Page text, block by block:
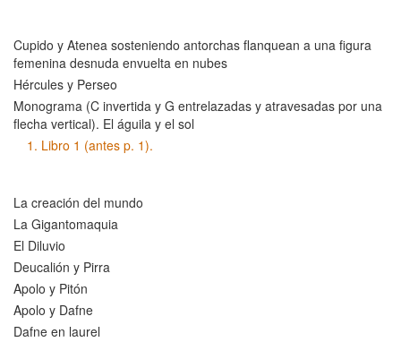
Cupido y Atenea sosteniendo antorchas flanquean a una figura
femenina desnuda envuelta en nubes
Hércules y Perseo
Monograma (C invertida y G entrelazadas y atravesadas por una
flecha vertical). El águila y el sol
1. Libro 1 (antes p. 1).
La creación del mundo
La Gigantomaquia
El Diluvio
Deucalión y Pirra
Apolo y Pitón
Apolo y Dafne
Dafne en laurel